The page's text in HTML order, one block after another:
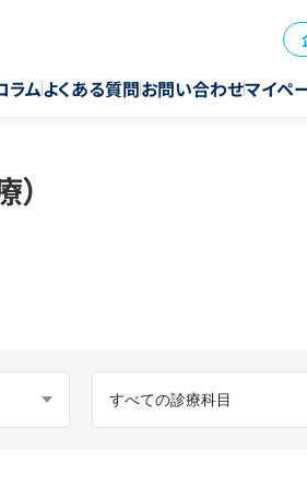
ラムよくある質問お問い合わせマイペ